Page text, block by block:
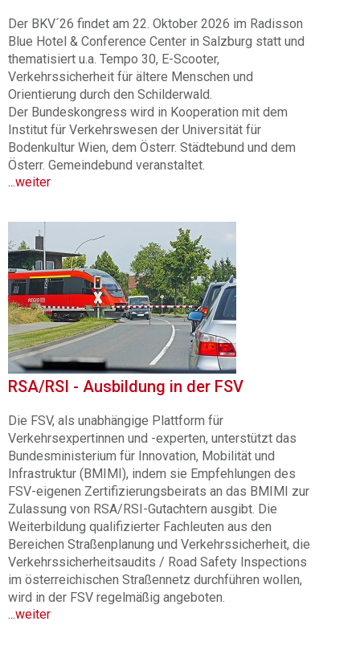
Der BKV´26 findet am 22. Oktober 2026 im Radisson
Blue Hotel & Conference Center in Salzburg statt und
thematisiert u.a. Tempo 30, E-Scooter,
Verkehrssicherheit für ältere Menschen und
Orientierung durch den Schilderwald.
Der Bundeskongress wird in Kooperation mit dem
Institut für Verkehrswesen der Universität für
Bodenkultur Wien, dem Österr. Städtebund und dem
Österr. Gemeindebund veranstaltet.
...weiter
RSA/RSI - Ausbildung in der FSV
Die FSV, als unabhängige Plattform für
Verkehrsexpertinnen und -experten, unterstützt das
Bundesministerium für Innovation, Mobilität und
Infrastruktur (BMIMI), indem sie Empfehlungen des
FSV-eigenen Zertifizierungsbeirats an das BMIMI zur
Zulassung von RSA/RSI-Gutachtern ausgibt. Die
Weiterbildung qualifizierter Fachleuten aus den
Bereichen Straßenplanung und Verkehrssicherheit, die
Verkehrssicherheitsaudits / Road Safety Inspections
im österreichischen Straßennetz durchführen wollen,
wird in der FSV regelmäßig angeboten.
...weiter